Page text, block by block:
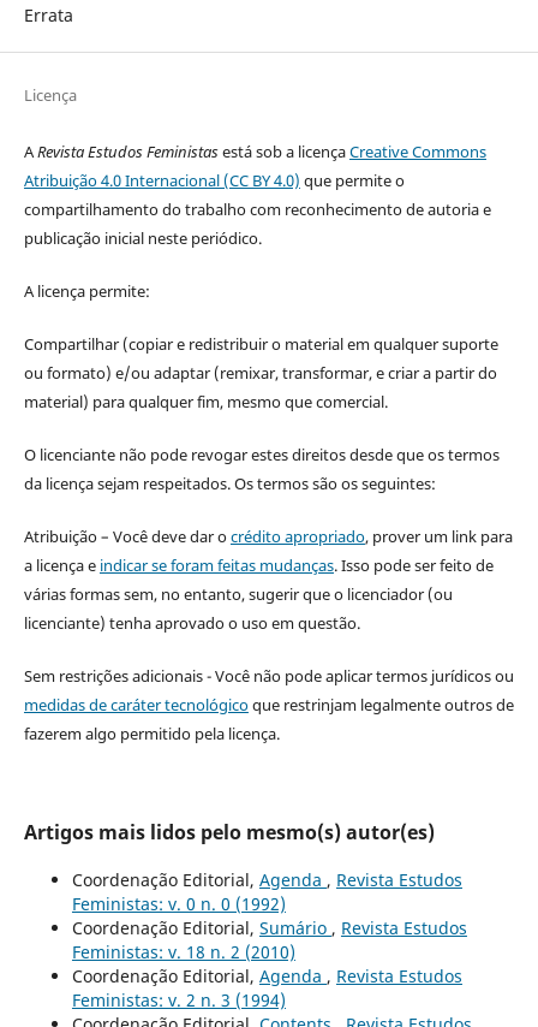
Errata
Licença
ARevista Estudos Feministasestá sob a licençaCreative Commons
Atribuição 4.0 Internacional (CC BY 4.0) que permite o
compartilhamento do trabalho com reconhecimento de autoria e
publicação inicial neste periódico.
A licença permite:
Compartilhar (copiar e redistribuir o material em qualquer suporte
ou formato) e/ou adaptar (remixar, transformar, e criar a partir do
material) para qualquer fim, mesmo que comercial.
O licenciante não pode revogar estes direitos desde que os termos
da licença sejam respeitados. Os termos são os seguintes:
Atribuição – Você deve dar ocrédito apropriado, prover um link para
a licença e indicar se foram feitas mudanças. Isso pode ser feito de
várias formas sem, no entanto, sugerir que o licenciador (ou
licenciante) tenha aprovado o uso em questão.
Sem restrições adicionais - Você não pode aplicar termos jurídicos ou
medidas de caráter tecnológicoque restrinjam legalmente outros de
fazerem algo permitido pela licença.
Artigos mais lidos pelo mesmo(s) autor(es)
Coordenação Editorial, Agenda , Revista Estudos
Feministas: v. 0 n. 0 (1992)
Coordenação Editorial, Sumário , Revista Estudos
Feministas: v. 18 n. 2 (2010)
Coordenação Editorial, Agenda , Revista Estudos
Feministas: v. 2 n. 3 (1994)